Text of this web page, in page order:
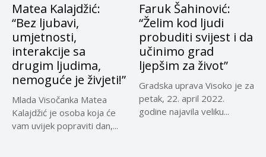
Matea Kalajdžić:
“Bez ljubavi,
umjetnosti,
interakcije sa
drugim ljudima,
nemoguće je živjeti!”
Mlada Visočanka Matea
Kalajdžić je osoba koja će
vam uvijek popraviti dan,...
Faruk Šahinović:
“Želim kod ljudi
probuditi svijest i da
učinimo grad
ljepšim za život”
Gradska uprava Visoko je za
petak, 22. april 2022.
godine najavila veliku...